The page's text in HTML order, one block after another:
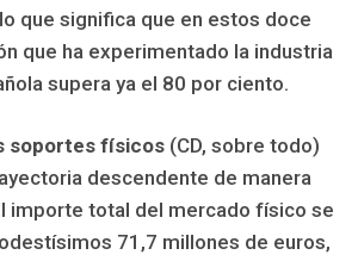
que significa que en estos doce
que ha experimentado la industria
supera ya el 80 por ciento.
soportes físicos (CD, sobre todo)
descendente de manera
importe total del mercado físico se
71,7 millones de euros,